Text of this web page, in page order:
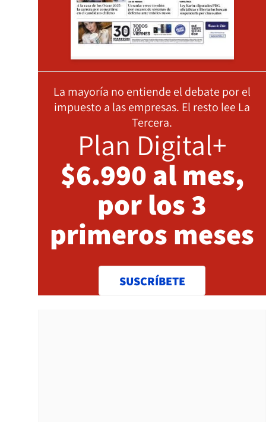
La mayoría no entiende el debate por el
impuesto a las empresas. El resto lee La
Tercera.
Plan Digital+
$6.990 al mes,
por los 3
primeros meses
SUSCRÍBETE